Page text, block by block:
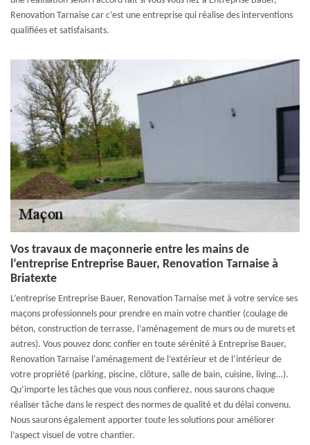
Renovation Tarnaise car c’est une entreprise qui réalise des interventions
qualifiées et satisfaisants.
Vos travaux de maçonnerie entre les mains de
l‘entreprise Entreprise Bauer, Renovation Tarnaise à
Briatexte
L’entreprise Entreprise Bauer, Renovation Tarnaise met à votre service ses
maçons professionnels pour prendre en main votre chantier (coulage de
béton, construction de terrasse, l’aménagement de murs ou de murets et
autres). Vous pouvez donc confier en toute sérénité à Entreprise Bauer,
Renovation Tarnaise l’aménagement de l’extérieur et de l’intérieur de
votre propriété (parking, piscine, clôture, salle de bain, cuisine, living…).
Qu’importe les tâches que vous nous confierez, nous saurons chaque
réaliser tâche dans le respect des normes de qualité et du délai convenu.
Nous saurons également apporter toute les solutions pour améliorer
l’aspect visuel de votre chantier.